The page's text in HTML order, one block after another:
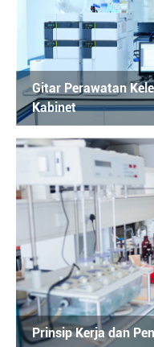
Gitar Perawatan
Kabinet
Prinsip Kerja dan